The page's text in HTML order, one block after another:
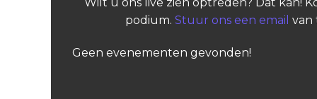
Wilt u ons live zien optreden? Dat kan!
podium. Stuur ons een email van
Geen evenementen gevonden!